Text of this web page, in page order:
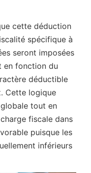
cette déduction
spécifique à
seront imposées
en fonction du
déductible
Cette logique
tout en
fiscale dans
puisque les
inférieurs